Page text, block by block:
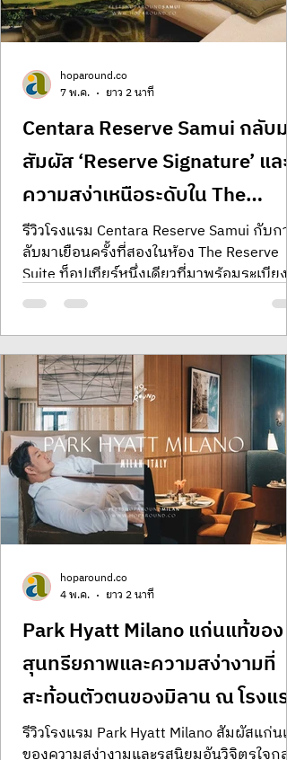
Centara Reserve Samui กลับมา
สัมผัส ‘Reserve Signature’ และ
ความสง่าเหนือระดับใน The
Reserve Suite หนึ่งเดียวบน
เกาะสมุย
รีวิวโรงแรม Centara Reserve Samui กับกา
ลับมาเยือนครั้งที่สองในห้อง The Reserve
Suite ท็อปเทียร์หนึ่งเดียวที่มาพร้อมระเบียง
กว้างจนเราอยากนอนอาบแดดรับลมทะเลทุก
Surprise of the Day พร้อมดื่มด่ำรสชาติ
อาหารไทยนวัตกรรมที่ห้องอาหาร Sa-Nga ซึ่
รังสรรค์ความอร่อยอย่างวิจิตร นอกจากนี้ยัง
พาไปสำรวจ Bread Society และ Gin Run พื้
สองบุคลิกที่มีทั้งขนมปังอบใหม่และจินรสเลิศ
จากทั่วโลก เพื่อนิยามสุนทรียภาพแห่งการพัก
ผ่อนเหนือระดับบนเกาะสมุยในแบบ Modern
hoparound.co
7 พ.ค.
ยาว 2 นาที
Park Hyatt Milano แก่นแท้ของ
สุนทรียภาพและความสง่างามที่
สะท้อนตัวตนของมิลาน ณ โรงแรม
พาร์ค ไฮแอท มิลาน
รีวิวโรงแรม Park Hyatt Milano สัมผัสแก่นแ
ของความสง่างามและรสนิยมอันวิจิตรใจกล
hoparound.co
4 พ.ค.
ยาว 2 นาที